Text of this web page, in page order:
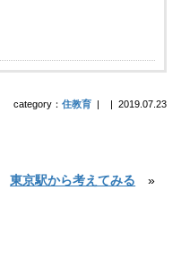
category：住教育 |2019.07.23
東京駅から考えてみる »